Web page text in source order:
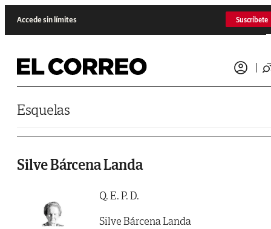
Accede sin límites Suscríbete
Esquelas
Silve Bárcena Landa
Q. E. P. D.
Silve Bárcena Landa